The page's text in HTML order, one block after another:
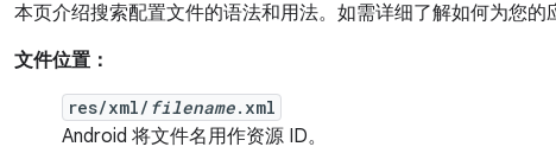
本页介绍搜索配置文件的语法和用法。如需详细了解如何为您的
文件位置：
res/xml/ filename.xml
Android 将文件名用作资源 ID。